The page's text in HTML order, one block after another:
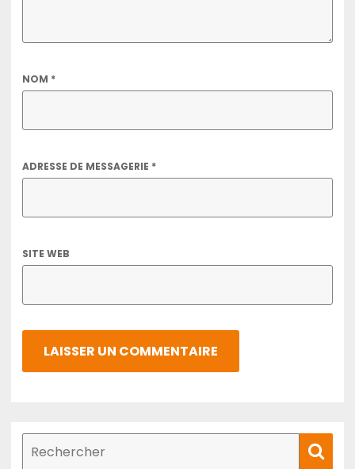
NOM *
ADRESSE DE MESSAGERIE *
SITE WEB
de